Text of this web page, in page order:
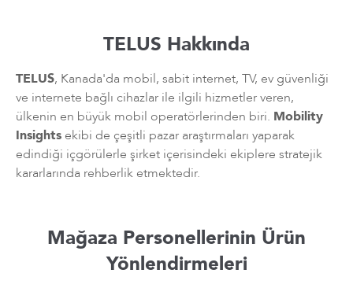
TELUS Hakkında
TELUS, Kanada'da mobil, sabit internet, TV, ev güvenliği
ve internete bağlı cihazlar ile ilgili hizmetler veren,
ülkenin en büyük mobil operatörlerinden biri. Mobility
Insights ekibi de çeşitli pazar araştırmaları yaparak
edindiği içgörülerle şirket içerisindeki ekiplere stratejik
kararlarında rehberlik etmektedir.
Mağaza Personellerinin Ürün
Yönlendirmeleri